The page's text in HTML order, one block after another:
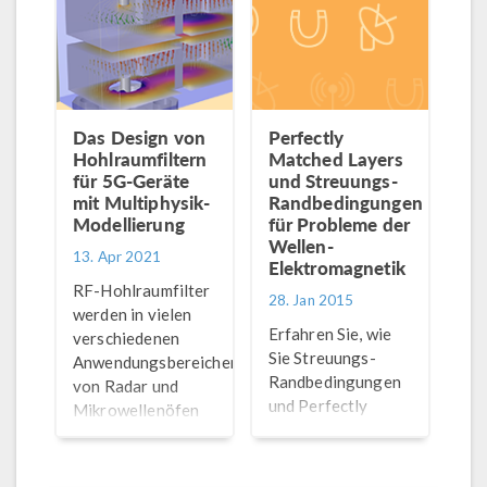
hypothetischer
Ersatz für einen
Ofen zum
Erwärmen von
Das Design von
Hohlraumfiltern
für 5G-Geräte
mit Multiphysik-
Modellierung
13. Apr 2021
RF-Hohlraumfilter
werden in vielen
verschiedenen
Anwendungsbereichen,
von Radar und
Mikrowellenöfen
bis hin zu
Perfectly
Matched Layers
und Streuungs-
Randbedingungen
für Probleme der
Wellen-
Elektromagnetik
28. Jan 2015
Erfahren Sie, wie
Sie Streuungs-
Randbedingungen
und Perfectly